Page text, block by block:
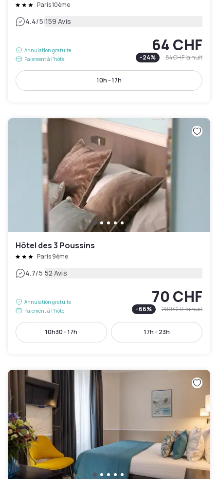
Paris 10ème
4.4/5|159 Avis
Annulation gratuite
Paiement à l'hôtel
64 CHF
-24% 84 CHFla nuit
10h - 17h
Hôtel des 3 Poussins
Paris 9ème
4.7/5|52 Avis
Annulation gratuite
Paiement à l'hôtel
70 CHF
-66% 200 CHFla nuit
10h30 - 17h 17h - 23h